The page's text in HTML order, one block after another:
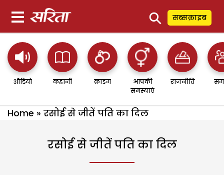
⚲ सब्सक्राइब
ऑडियो कहानी क्राइम
आपकी
समस्याएं
राजनीति
Home » रसोई से जीतें पति का दिल
रसोई से जीतें पति का दिल